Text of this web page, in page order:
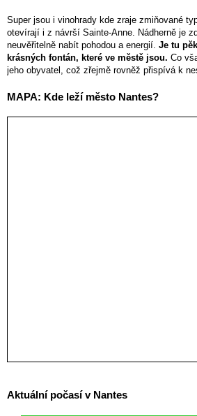
Super jsou i vinohrady kde zraje zmiňované
otevírají i z návrší Sainte-Anne. Nádherně je
neuvěřitelně nabít pohodou a energií. Je tu
krásných fontán, které ve městě jsou. Co
jeho obyvatel, což zřejmě rovněž přispívá k
MAPA: Kde leží město Nantes?
Aktuální počasí v Nantes